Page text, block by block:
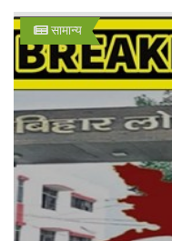
सामान्य